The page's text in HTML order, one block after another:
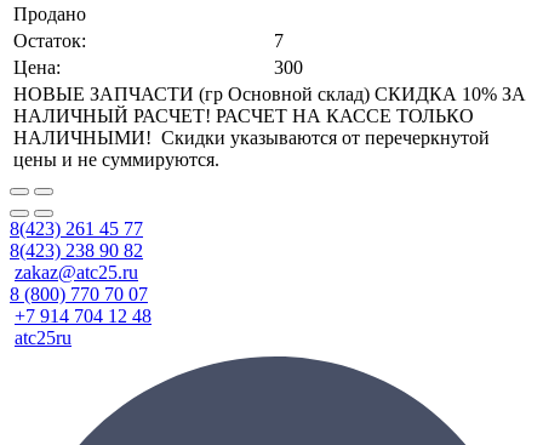
Продано
Остаток:
7
Цена:
300
НОВЫЕ ЗАПЧАСТИ (гр Основной склад) СКИДКА 10% ЗА
НАЛИЧНЫЙ РАСЧЕТ! РАСЧЕТ НА КАССЕ ТОЛЬКО
НАЛИЧНЫМИ! Скидки указываются от перечеркнутой
цены и не суммируются.
8(423) 261 45 77
8(423) 238 90 82
zakaz@atc25.ru
8 (800) 770 70 07
+7 914 704 12 48
atc25ru